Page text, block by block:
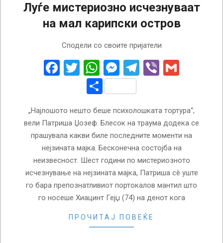
Луѓе мистериозно исчезнуваат
на мал карипски остров
Сподели со своите пријатели
Facebook
TwitterWhatsApp
Messenger
Telegram
Viber
Share
„Најлошото нешто беше психолошката тортура“,
вели Патриша Џозеф. Блесок на траума додека се
прашувала какви биле последните моменти на
нејзината мајка. Бесконечна состојба на
неизвесност. Шест години по мистериозното
исчезнување на нејзината мајка, Патриша сè уште
го бара препознатливиот портокалов мантил што
го носеше Хиацинт Гејџ (74) на денот кога
ПРОЧИТАЈ ПОВЕЌЕ